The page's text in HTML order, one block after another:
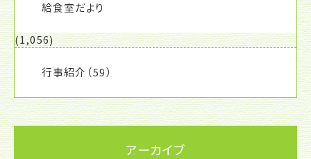
給食室だより
(1,056)
行事紹介 （59）
アーカイブ